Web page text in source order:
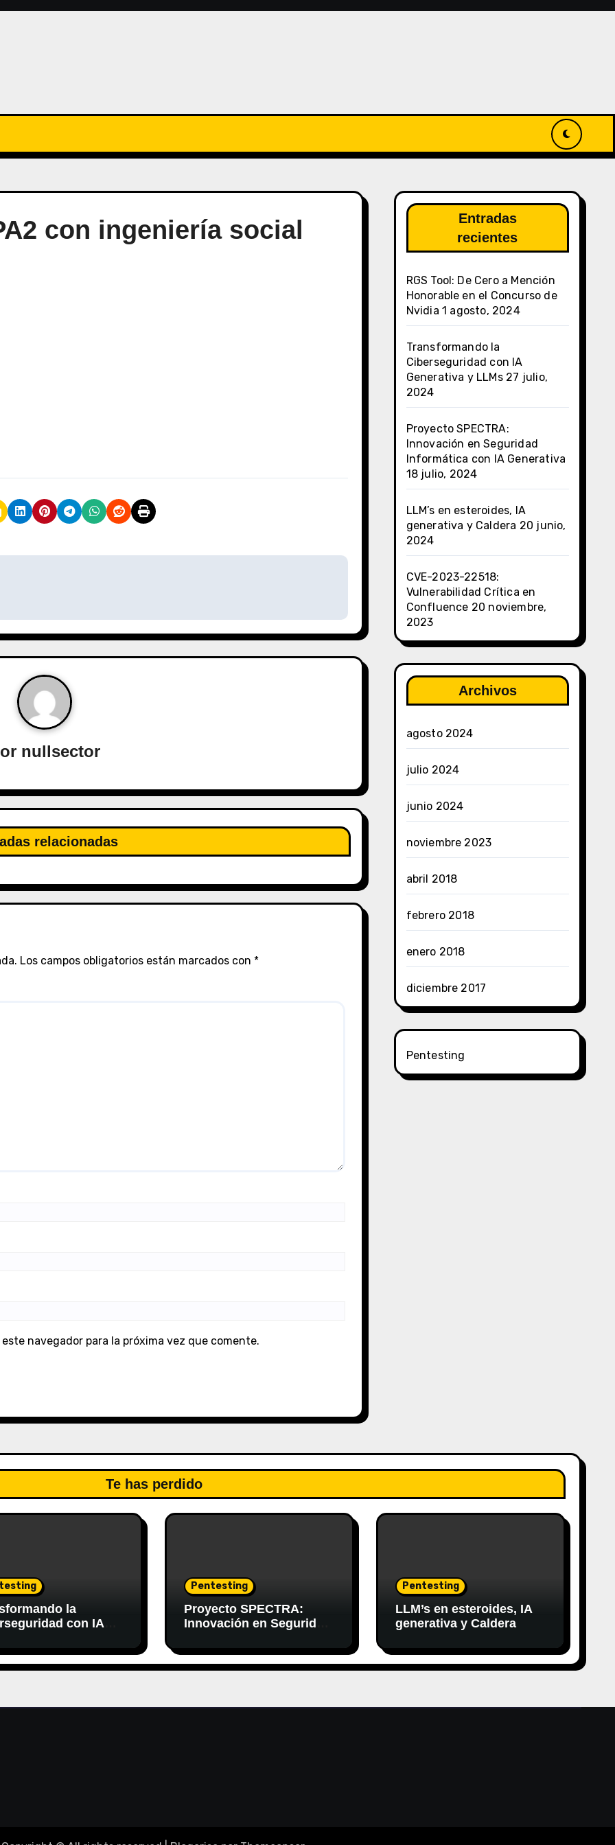
con ingeniería social
nullsector
relacionadas
Los campos obligatorios están marcados con *
navegador para la próxima vez que comente.
Entradas
recientes
RGS Tool: De Cero a Mención
Honorable en el Concurso de
Nvidia 1 agosto, 2024
Transformando la
Ciberseguridad con IA
Generativa y LLMs 27 julio,
2024
Proyecto SPECTRA:
Innovación en Seguridad
Informática con IA Generativa
18 julio, 2024
LLM’s en esteroides, IA
generativa y Caldera 20 junio,
2024
CVE-2023-22518:
Vulnerabilidad Crítica en
Confluence 20 noviembre,
2023
Archivos
agosto 2024
julio 2024
junio 2024
noviembre 2023
abril 2018
febrero 2018
enero 2018
diciembre 2017
Pentesting
Te has perdido
la
con IA
Pentesting
Proyecto SPECTRA:
Innovación en Seguridad
Generativa
Pentesting
LLM’s en esteroides, IA
generativa y Caldera